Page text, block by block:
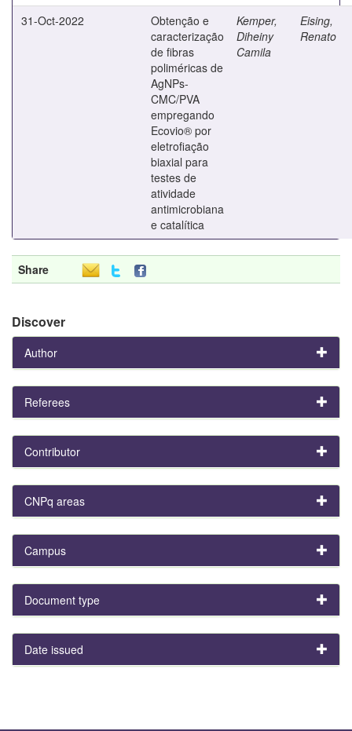
31-Oct-2022
Obtenção e
caracterização
de fibras
poliméricas de
AgNPs-
CMC/PVA
empregando
Ecovio® por
eletrofiação
biaxial para
testes de
atividade
antimicrobiana
e catalítica
Kemper,
Diheiny
Camila
Eising,
Renato
Share
Discover
Author
Referees
Contributor
CNPq areas
Campus
Document type
Date issued